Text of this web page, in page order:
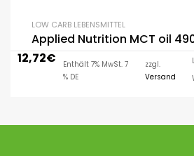
LOW CARB LEBENSMITTEL
Applied Nutrition MCT oil
12,72€
Enthält 7% MwSt. 7
% DE
zzgl.
Versand